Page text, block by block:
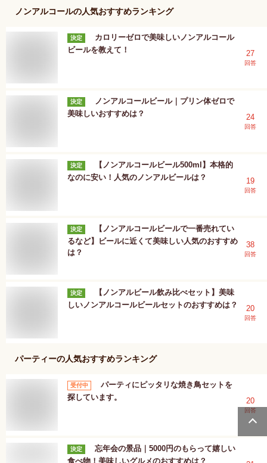
ノンアルコールの人気おすすめランキング
決定
カロリーゼロで美味しいノンアルコール
ビールを教えて！
27
回答
決定
ノンアルコールビール｜プリン体ゼロで
美味しいおすすめは？
24
回答
決定
【ノンアルコールビール500ml】本格的
なのに安い！人気のノンアルビールは？
19
回答
決定
【ノンアルコールビールで一番売れてい
るなど】ビールに近くて美味しい人気のおすすめ
は？
38
回答
決定
【ノンアルビール飲み比べセット】美味
しいノンアルコールビールセットのおすすめは？
20
回答
パーティーの人気おすすめランキング
受付中
パーティにピッタリな焼き鳥セットを
探しています。
20
回答
決定
忘年会の景品｜5000円のもらって嬉しい
食べ物！美味しいグルメのおすすめは？